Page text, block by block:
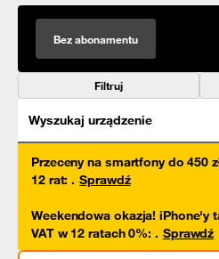
Bez abonamentu
Filtruj
Wyszukaj urządzenie
Przeceny na smartfony do 450
12 rat: . Sprawdź
Weekendowa okazja! iPhone'y
VAT w 12 ratach 0%: . Sprawdź